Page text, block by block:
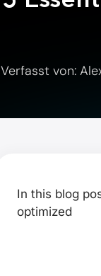
Verfasst von:
In this blog
optimized